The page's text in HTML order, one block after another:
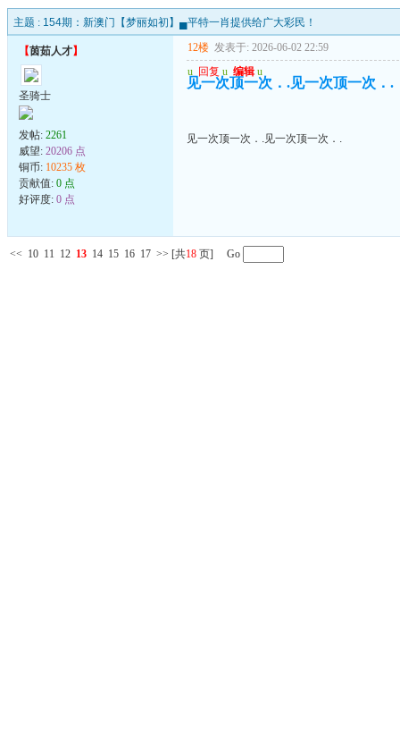
主题 : 154期：新澳门【梦丽如初】▄平特一肖提供给广大彩民！
【茵茹人才】
圣骑士
发帖: 2261
威望: 20206 点
铜币: 10235 枚
贡献值: 0 点
好评度: 0 点
12楼 发表于: 2026-06-02 22:59
u 回复 u 编辑 u
见一次顶一次．.见一次顶一次．.
见一次顶一次．.见一次顶一次．.
<< 10 11 12 13 14 15 16 17 >> [共18 页] Go